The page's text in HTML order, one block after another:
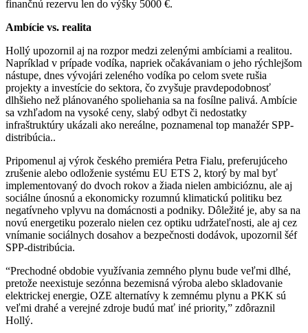
finančnú rezervu len do výšky 5000 €.
Ambície vs. realita
Hollý upozornil aj na rozpor medzi zelenými ambíciami a realitou.
Napríklad v prípade vodíka, napriek očakávaniam o jeho rýchlejšom
nástupe, dnes vývojári zeleného vodíka po celom svete rušia
projekty a investície do sektora, čo zvyšuje pravdepodobnosť
dlhšieho než plánovaného spoliehania sa na fosílne palivá. Ambície
sa vzhľadom na vysoké ceny, slabý odbyt či nedostatky
infraštruktúry ukázali ako nereálne, poznamenal top manažér SPP-
distribúcia..
Pripomenul aj výrok českého premiéra Petra Fialu, preferujúceho
zrušenie alebo odloženie systému EU ETS 2, ktorý by mal byť
implementovaný do dvoch rokov a žiada nielen ambicióznu, ale aj
sociálne únosnú a ekonomicky rozumnú klimatickú politiku bez
negatívneho vplyvu na domácnosti a podniky. Dôležité je, aby sa na
novú energetiku pozeralo nielen cez optiku udržateľnosti, ale aj cez
vnímanie sociálnych dosahov a bezpečnosti dodávok, upozornil šéf
SPP-distribúcia.
“Prechodné obdobie využívania zemného plynu bude veľmi dlhé,
pretože neexistuje sezónna bezemisná výroba alebo skladovanie
elektrickej energie, OZE alternatívy k zemnému plynu a PKK sú
veľmi drahé a verejné zdroje budú mať iné priority,” zdôraznil
Hollý.